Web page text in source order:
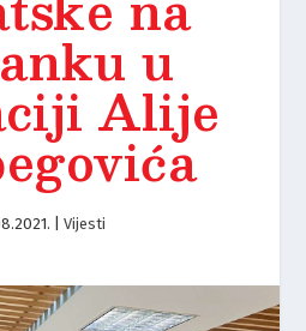
u
Alije
Vijesti